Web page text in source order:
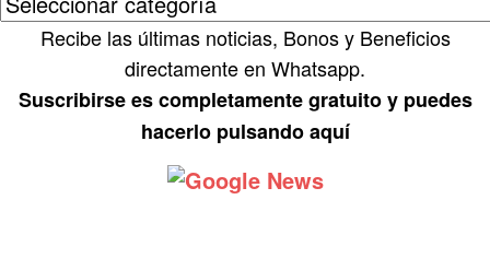
Recibe las últimas noticias, Bonos y Beneficios
directamente en Whatsapp.
Suscribirse es completamente gratuito y puedes
hacerlo pulsando aquí